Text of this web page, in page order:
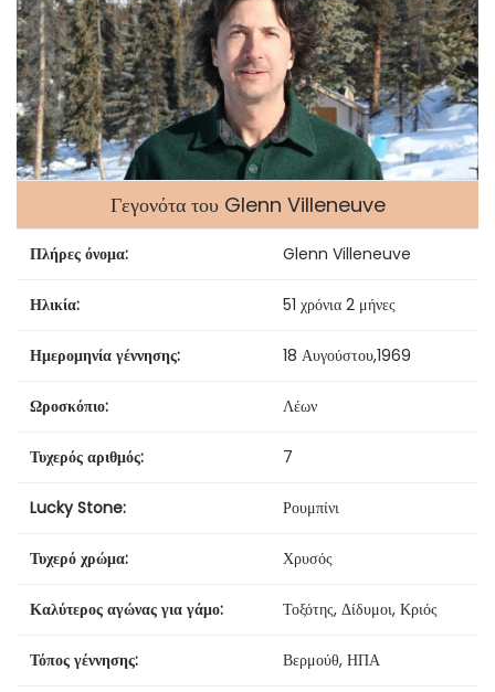
Γεγονότα του Glenn Villeneuve
Πλήρες όνομα: Glenn Villeneuve
Ηλικία: 51 χρόνια 2 μήνες
Ημερομηνία γέννησης: 18 Αυγούστου,1969
Ωροσκόπιο: Λέων
Τυχερός αριθμός: 7
Lucky Stone: Ρουμπίνι
Τυχερό χρώμα: Χρυσός
Καλύτερος αγώνας για γάμο: Τοξότης, Δίδυμοι, Κριός
Τόπος γέννησης: Βερμούθ, ΗΠΑ